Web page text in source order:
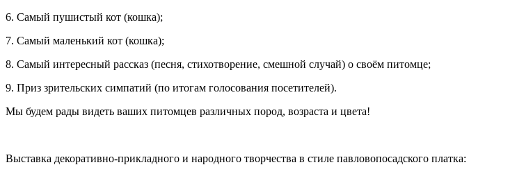
6. Самый пушистый кот (кошка);
7. Самый маленький кот (кошка);
8. Самый интересный рассказ (песня, стихотворение, смешной случай) о своём питомце;
9. Приз зрительских симпатий (по итогам голосования посетителей).
Мы будем рады видеть ваших питомцев различных пород, возраста и цвета!
Выставка декоративно-прикладного и народного творчества в стиле павловопосадского платка: